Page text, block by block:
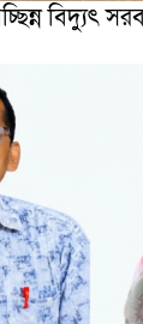
বিদ্যুৎ